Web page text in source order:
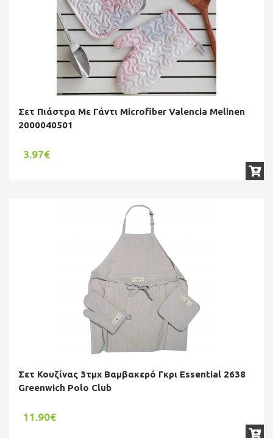
Σετ Πιάστρα Με Γάντι Microfiber Valencia Melinen
2000040501
3.97€
Σετ Κουζίνας 3τμχ Βαμβακερό Γκρι Essential 2638
Greenwich Polo Club
11.90€